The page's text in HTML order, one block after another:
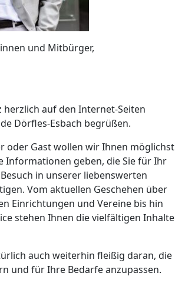
und Mitbürger,
herzlich auf den Internet-Seiten
Dörfles-Esbach begrüßen.
oder Gast wollen wir Ihnen möglichst
Informationen geben, die Sie für Ihr
in unserer liebenswerten
Vom aktuellen Geschehen über
Einrichtungen und Vereine bis hin
stehen Ihnen die vielfältigen Inhalte
auch weiterhin fleißig daran, die
und für Ihre Bedarfe anzupassen.